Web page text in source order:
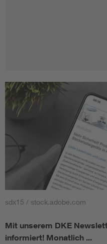
sdx15 / stock.adobe.com
Mit unserem DKE
informiert! Monatlich ...